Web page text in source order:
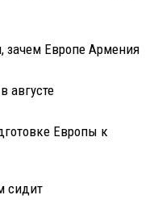
зачем Европе Армения
августе
Европы к
сидит